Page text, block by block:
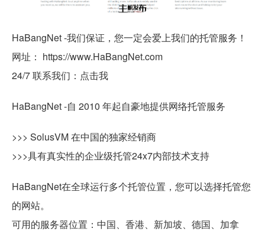
HaBangNet -我们保证，您一定会爱上我们的托管服务！
网址： https://www.HaBangNet.com
24/7 联系我们：点击我
HaBangNet -自 2010 年起自豪地提供网络托管服务
>>> SolusVM 在中国的独家经销商
>>>具有真实性的企业级托管24x7内部技术支持
HaBangNet在全球运行多个托管位置，您可以选择托管您
的网站。
可用的服务器位置：中国、香港、新加坡、德国、加拿